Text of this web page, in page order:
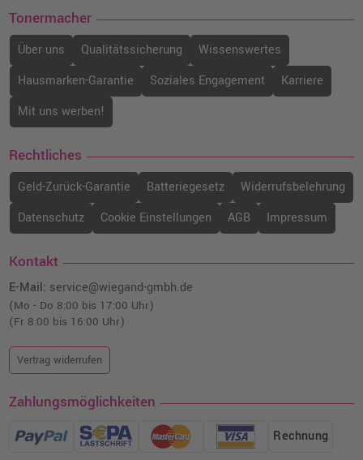
Tonermacher
Über uns Qualitätssicherung
Wissenswertes
Hausmarken-Garantie
Soziales Engagement
Karriere
Mit uns werben!
Rechtliches
Geld-Zurück-Garantie Batteriegesetz
Widerrufsbelehrung
Datenschutz
Cookie Einstellungen AGB Impressum
Kontakt
E-Mail: service@wiegand-gmbh.de
(Mo - Do 8:00 bis 17:00 Uhr)
(Fr 8:00 bis 16:00 Uhr)
Vertrag widerrufen
Zahlungsmöglichkeiten
Rechnung